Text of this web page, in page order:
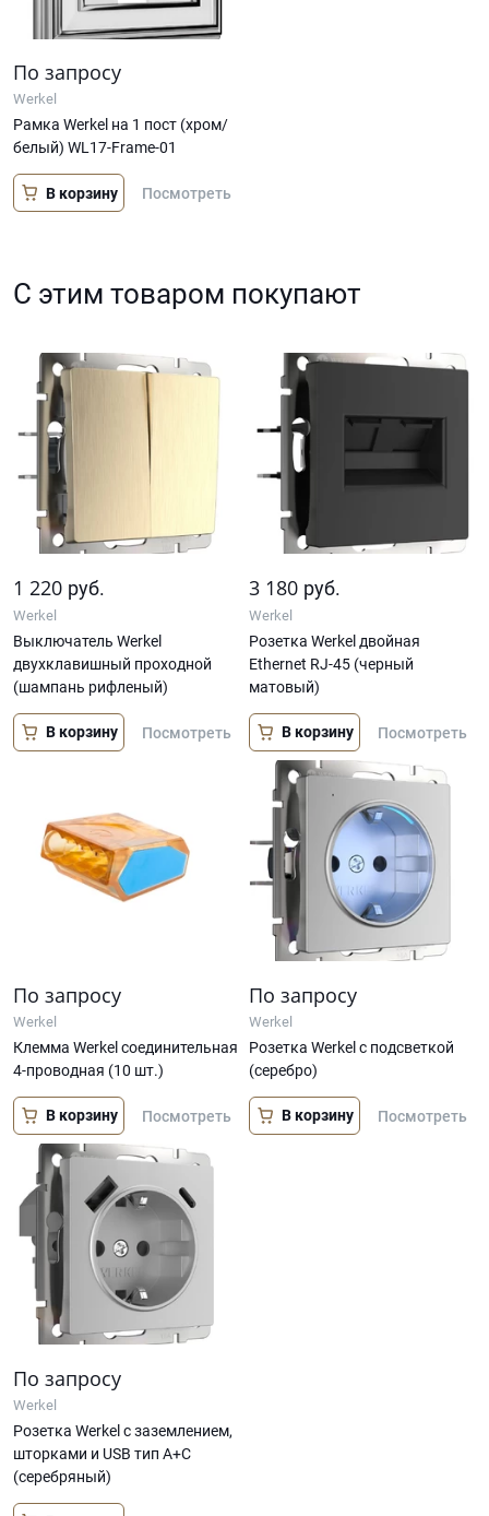
По запросу
Werkel
Рамка Werkel на 1 пост (хром/
белый) WL17-Frame-01
В корзину Посмотреть
С этим товаром покупают
1 220 руб.
Werkel
Выключатель Werkel
двухклавишный проходной
(шампань рифленый)
В корзину Посмотреть
3 180 руб.
Werkel
Розетка Werkel двойная
Ethernet RJ-45 (черный
матовый)
В корзину Посмотреть
По запросу
Werkel
Клемма Werkel соединительная
4-проводная (10 шт.)
В корзину Посмотреть
По запросу
Werkel
Розетка Werkel с подсветкой
(серебро)
В корзину Посмотреть
По запросу
Werkel
Розетка Werkel с заземлением,
шторками и USB тип A+C
(серебряный)